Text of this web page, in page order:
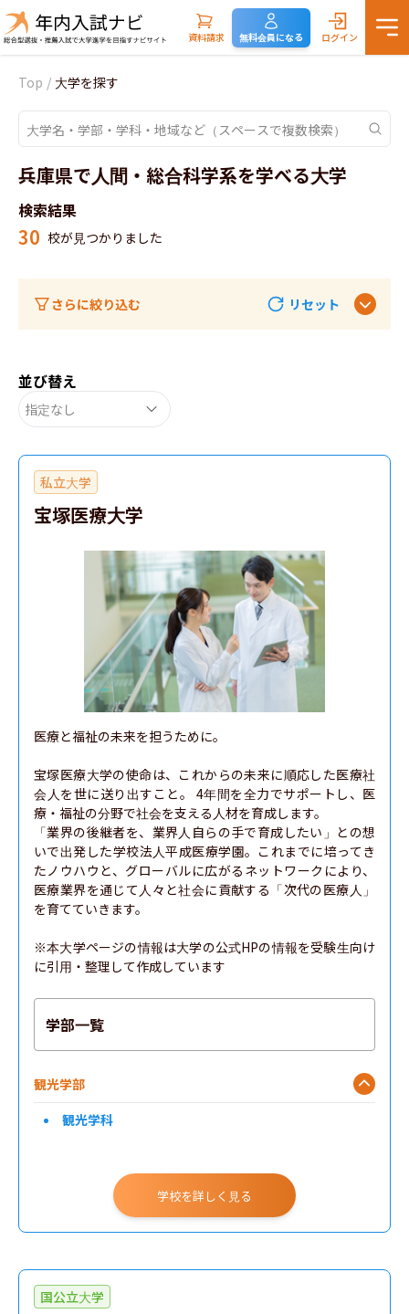
資料請求 無料会員になる ログイン
Top / 大学を探す
兵庫県で人間・総合科学系を学べる大学
検索結果
30 校が見つかりました
さらに絞り込む リセット
並び替え
指定なし
私立大学
宝塚医療大学
医療と福祉の未来を担うために。
宝塚医療大学の使命は、これからの未来に順応した医療社
会人を世に送り出すこと。 4年間を全力でサポートし、医
療・福祉の分野で社会を支える人材を育成します。
「業界の後継者を、業界人自らの手で育成したい」との想
いで出発した学校法人平成医療学園。これまでに培ってき
たノウハウと、グローバルに広がるネットワークにより、
医療業界を通じて人々と社会に貢献する「次代の医療人」
を育てていきます。
※本大学ページの情報は大学の公式HPの情報を受験生向け
に引用・整理して作成しています
学部一覧
観光学部
観光学科
学校を詳しく見る
国公立大学